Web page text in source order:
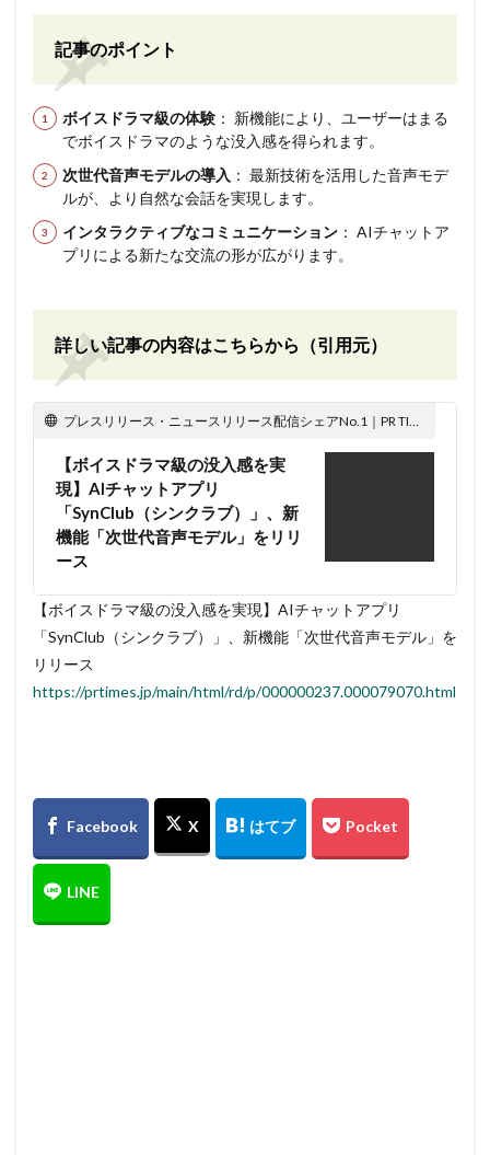
記事のポイント
ボイスドラマ級の体験 ： 新機能により、ユーザーはまる
でボイスドラマのような没入感を得られます。
次世代音声モデルの導入 ： 最新技術を活用した音声モデ
ルが、より自然な会話を実現します。
インタラクティブなコミュニケーション ： AIチャットア
プリによる新たな交流の形が広がります。
詳しい記事の内容はこちらから（引用元）
プレスリリース・ニュースリリース配信シェアNo.1｜PR TIMES
【ボイスドラマ級の没入感を実
現】AIチャットアプリ
「SynClub（シンクラブ）」、新
機能「次世代音声モデル」をリリ
ース
【ボイスドラマ級の没入感を実現】AIチャットアプリ
「SynClub（シンクラブ）」、新機能「次世代音声モデル」を
リリース
https://prtimes.jp/main/html/rd/p/000000237.000079070.html